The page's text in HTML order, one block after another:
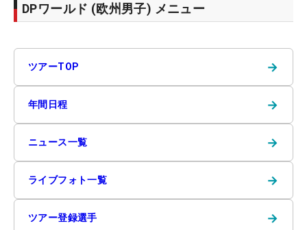
DPワールド (欧州男子) メニュー
ツアーTOP →
年間日程 →
ニュース一覧 →
ライブフォト一覧 →
ツアー登録選手 →